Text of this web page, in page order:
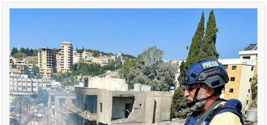
أخبار لبنان روابط القطاع العام : إضراب الاثنين احتجاجا على
تقسيط المفعول الرجعي
أخبار لبنان خلفيات توقيف السفير الفلسطيني السابق أشرف دبور:
تداخل السياسة بالقضاء ولبنان قد يسلّمه إلى السلطة